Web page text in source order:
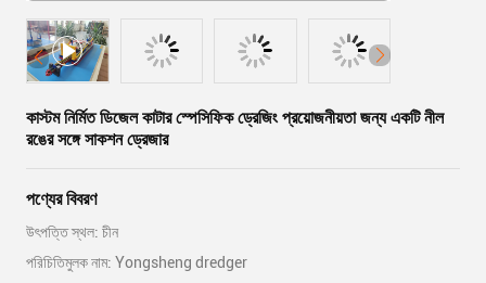
কাস্টম নির্মিত ডিজেল কাটার স্পেসিফিক ড্রেজিং প্রয়োজনীয়তা জন্য একটি নীল
রঙের সঙ্গে সাকশন ড্রেজার
পণ্যের বিবরণ
উৎপত্তি স্থল: চীন
পরিচিতিমুলক নাম: Yongsheng dredger